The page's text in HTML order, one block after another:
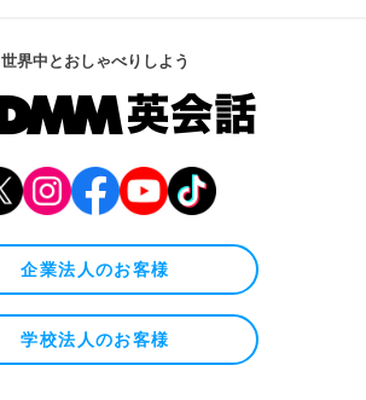
世界中とおしゃべりしよう
企業法人のお客様
学校法人のお客様